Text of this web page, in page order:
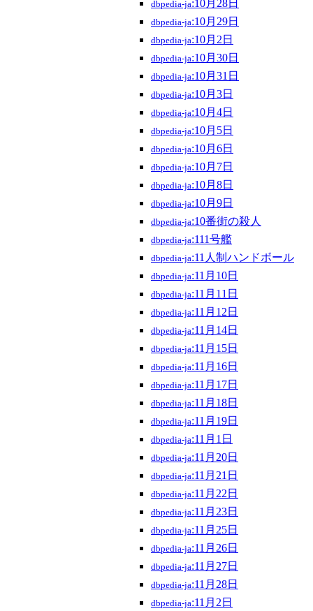
dbpedia-ja:10月28日
dbpedia-ja:10月29日
dbpedia-ja:10月2日
dbpedia-ja:10月30日
dbpedia-ja:10月31日
dbpedia-ja:10月3日
dbpedia-ja:10月4日
dbpedia-ja:10月5日
dbpedia-ja:10月6日
dbpedia-ja:10月7日
dbpedia-ja:10月8日
dbpedia-ja:10月9日
dbpedia-ja:10番街の殺人
dbpedia-ja:111号艦
dbpedia-ja:11人制ハンドボール
dbpedia-ja:11月10日
dbpedia-ja:11月11日
dbpedia-ja:11月12日
dbpedia-ja:11月14日
dbpedia-ja:11月15日
dbpedia-ja:11月16日
dbpedia-ja:11月17日
dbpedia-ja:11月18日
dbpedia-ja:11月19日
dbpedia-ja:11月1日
dbpedia-ja:11月20日
dbpedia-ja:11月21日
dbpedia-ja:11月22日
dbpedia-ja:11月23日
dbpedia-ja:11月25日
dbpedia-ja:11月26日
dbpedia-ja:11月27日
dbpedia-ja:11月28日
dbpedia-ja:11月2日